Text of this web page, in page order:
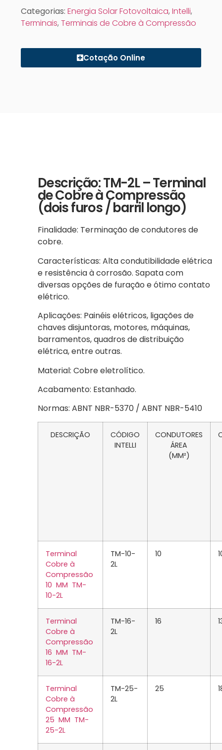
Categorias: Energia Solar Fotovoltaica, Intelli,
Terminais, Terminais de Cobre à Compressão
Cotação Online
Descrição: TM-2L – Terminal
de Cobre à Compressão
(dois furos / barril longo)
Finalidade: Terminação de condutores de
cobre.
Características: Alta condutibilidade elétrica
e resistência à corrosão. Sapata com
diversas opções de furação e ótimo contato
elétrico.
Aplicações: Painéis elétricos, ligações de
chaves disjuntoras, motores, máquinas,
barramentos, quadros de distribuição
elétrica, entre outras.
Material: Cobre eletrolítico.
Acabamento: Estanhado.
Normas: ABNT NBR-5370 / ABNT NBR-5410
DESCRIÇÃO
CÓDIGO
INTELLI
CONDUTORES
ÁREA
(MM²)
Terminal
Cobre à
Compressão
10 MM TM-
10-2L
TM-10-
2L
10
Terminal
Cobre à
Compressão
16 MM TM-
16-2L
TM-16-
2L
16
Terminal
Cobre à
Compressão
25 MM TM-
25-2L
TM-25-
2L
25